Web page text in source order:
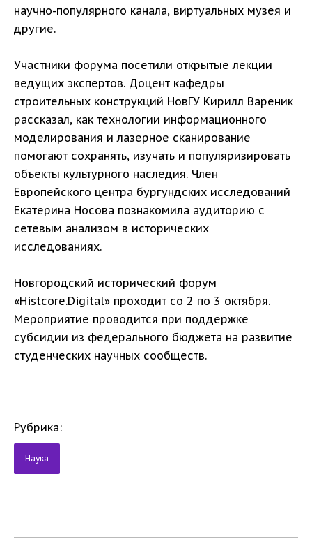
научно-популярного канала, виртуальных музея и
другие.
Участники форума посетили открытые лекции
ведущих экспертов. Доцент кафедры
строительных конструкций НовГУ Кирилл Вареник
рассказал, как технологии информационного
моделирования и лазерное сканирование
помогают сохранять, изучать и популяризировать
объекты культурного наследия. Член
Европейского центра бургундских исследований
Екатерина Носова познакомила аудиторию с
сетевым анализом в исторических
исследованиях.
Новгородский исторический форум
«Histcore.Digital» проходит со 2 по 3 октября.
Мероприятие проводится при поддержке
субсидии из федерального бюджета на развитие
студенческих научных сообществ.
Рубрика:
Наука